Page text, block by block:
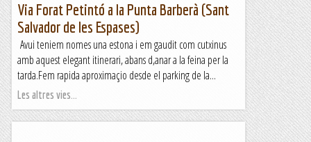
Via Forat Petintó a la Punta Barberà (Sant
Salvador de les Espases)
Avui teniem nomes una estona i em gaudit com cutxinus
amb aquest elegant itinerari, abans d,anar a la feina per la
tarda.Fem rapida aproximaçio desde el parking de la...
Les altres vies...